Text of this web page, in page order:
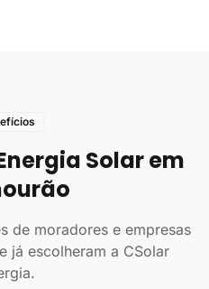
Solar em
de moradores e empresas
já escolheram a CSolar